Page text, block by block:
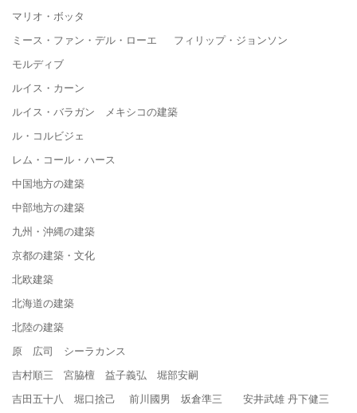
マリオ・ボッタ
ミース・ファン・デル・ローエ フィリップ・ジョンソン
モルディブ
ルイス・カーン
ルイス・バラガン メキシコの建築
ル・コルビジェ
レム・コール・ハース
中国地方の建築
中部地方の建築
九州・沖縄の建築
京都の建築・文化
北欧建築
北海道の建築
北陸の建築
原 広司 シーラカンス
吉村順三 宮脇檀 益子義弘 堀部安嗣
吉田五十八 堀口捨己 前川國男 坂倉準三 安井武雄 丹下健三